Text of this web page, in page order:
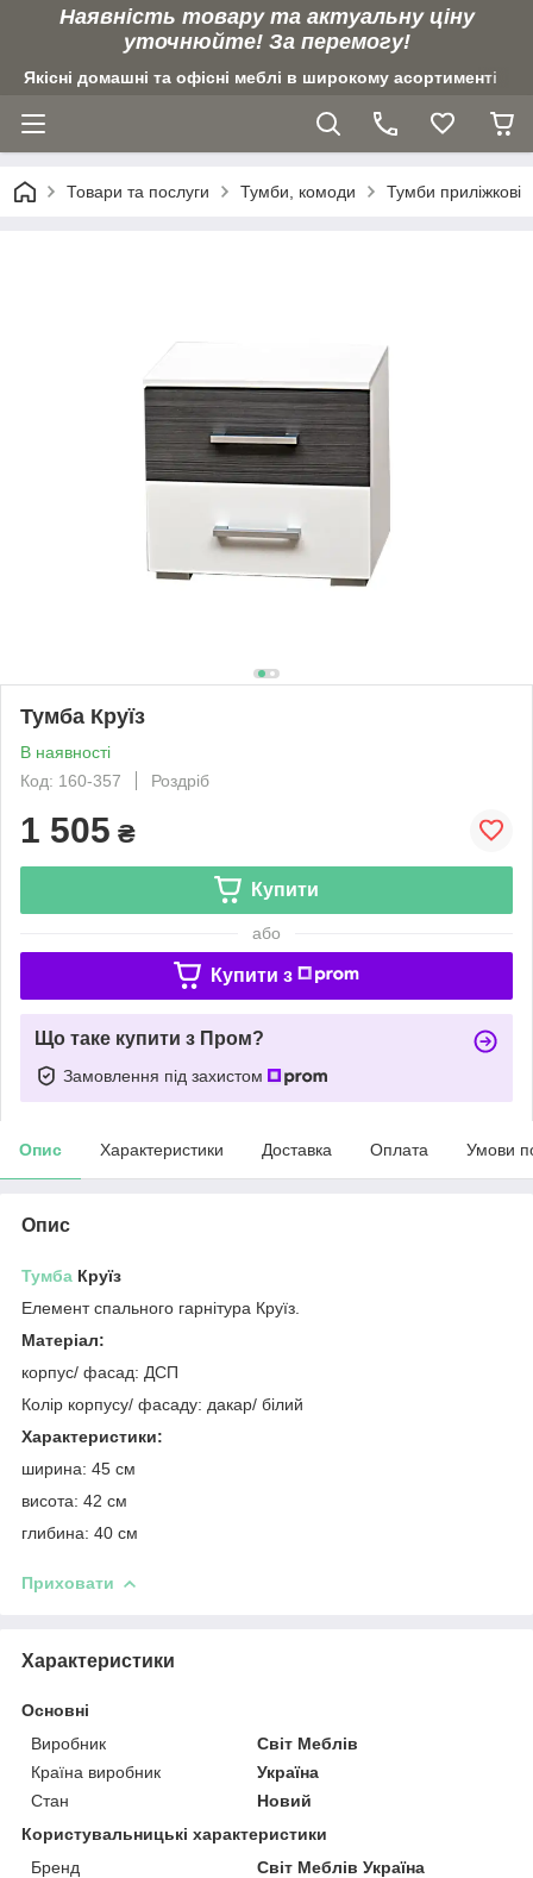
Наявність товару та актуальну ціну
уточнюйте! За перемогу!
Якісні домашні та офісні меблі в широкому асортименті
Товари та послуги Тумби, комоди Тумби приліжкові
Тумба Круїз
В наявності
Код: 160-357
Роздріб
1 505 ₴
Купити
або
Купити з
Що таке купити з Пром?
Замовлення під захистом
Опис Характеристики Доставка Оплата Умови
Опис
Тумба Круїз
Елемент спального гарнітура Круїз.
Матеріал:
корпус/ фасад: ДСП
Колір корпусу/ фасаду: дакар/ білий
Характеристики:
ширина: 45 см
висота: 42 см
глибина: 40 см
Приховати
Характеристики
Основні
Виробник
Світ Меблів
Країна виробник
Україна
Стан
Новий
Користувальницькі характеристики
Бренд
Світ Меблів Україна